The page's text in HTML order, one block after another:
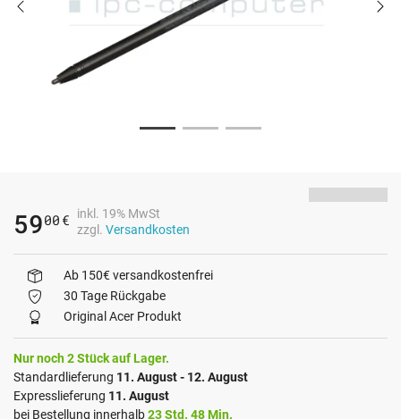
5900 €
inkl. 19% MwSt
zzgl. Versandkosten
Ab 150€ versandkostenfrei
30 Tage Rückgabe
Original Acer Produkt
Nur noch 2 Stück auf Lager.
Standardlieferung 11. August - 12. August
Expresslieferung 11. August
bei Bestellung innerhalb23 Std. 48 Min.